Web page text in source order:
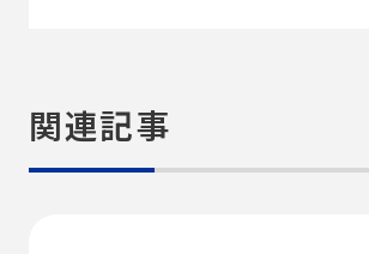
関連記事